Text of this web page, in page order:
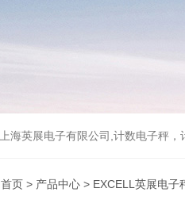
上海英展电子有限公司,计数电子秤，计
首页 > 产品中心 > EXCELL英展电子